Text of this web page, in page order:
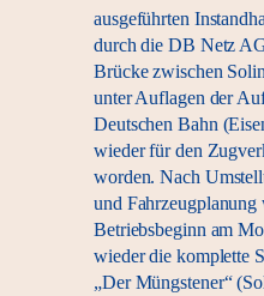
ausgeführten
durch die DB Netz
Brücke zwischen
unter Auflagen der
Deutschen Bahn
wieder für den
worden. Nach
und
Betriebsbeginn am
wieder die komplette
„Der Müngstener“